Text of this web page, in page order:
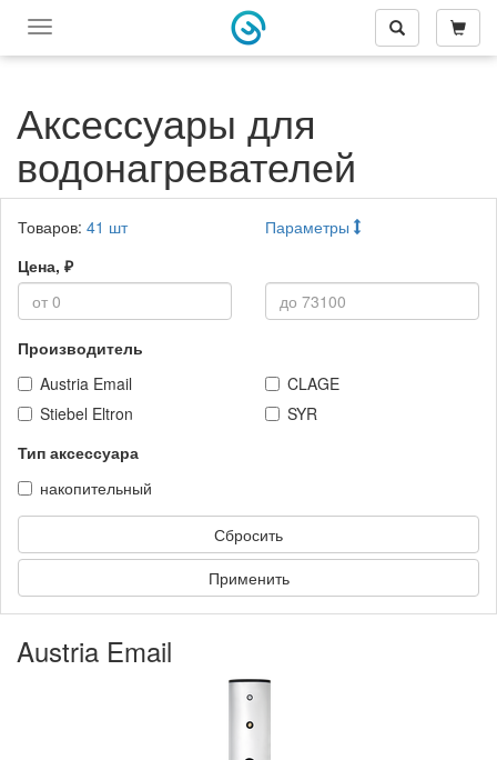
Переключить
меню
Аксессуары для
водонагревателей
Товаров: 41 шт
Параметры
Цена, ₽
Производитель
Austria Email
CLAGE
Stiebel Eltron
SYR
Тип аксессуара
накопительный
Сбросить
Применить
Austria Email